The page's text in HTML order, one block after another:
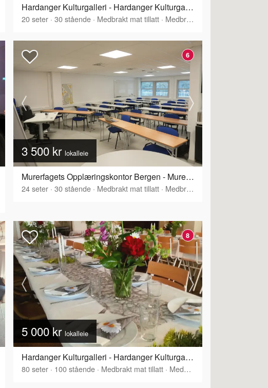
Hardanger Kulturgalleri - Hardanger Kulturgalleri - Øvre del
20seter · 30stående · Medbrakt mat tillatt · Medbrakt drikke tillatt
6
3 500 kr lokalleie
Murerfagets Opplæringskontor Bergen - Murerfagets kurs- og møtelokaler
24seter · 30stående · Medbrakt mat tillatt · Medbrakt drikke tillatt
8
5 000 kr lokalleie
Hardanger Kulturgalleri - Hardanger Kulturgalleri
80seter · 100stående · Medbrakt mat tillatt · Medbrakt drikke tillatt